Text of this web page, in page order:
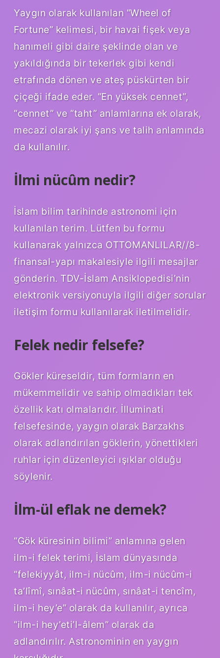
Yaygın olarak kullanılan “Wheel of
Fortune” kelimesi, bir havai fişek veya
hanımeli gibi daire şeklinde olan ve
yakıldığında bir tekerlek gibi kendi
etrafında dönen ve ateş püskürten bir
çiçeği ifade eder. “En yüksek cennet”,
“cennet” ve “taht” anlamlarına ek olarak,
mecazi olarak iyi şans ve talih anlamında
da kullanılır.
İlmi nücûm nedir?
İslam bilim tarihinde astronomi için
kullanılan terim. Lütfen bu formu
kullanarak yalnızca OTTOMANLILAR//8-
finansal-yapı makalesiyle ilgili mesajlar
gönderin. TDV-İslam Ansiklopedisi’nin
elektronik versiyonuyla ilgili diğer sorular
iletişim formu kullanılarak iletilmelidir.
Felek nedir felsefe?
Gökler küreseldir, tüm formların en
mükemmelidir ve sahip olmadıkları tek
özellik katı olmalarıdır. İlluminati
felsefesinde, yaygın olarak Barzakhs
olarak adlandırılan göklerin, yönettikleri
ruhlar için düzenleyici ışıklar olduğu
söylenir.
İlm-ül eflak ne demek?
“Gök küresinin bilimi” anlamına gelen
ilm-i felek terimi, İslam dünyasında
“felekiyyât, ilm-i nücûm, ilm-i nücûm-i
ta’lîmî, sınâat-i nücûm, sınâat-i tencîm,
ilm-i hey’e” olarak da kullanılır, ayrıca
“ilm-i hey’eti’l-âlem” olarak da
adlandırılır. Astronominin en yaygın